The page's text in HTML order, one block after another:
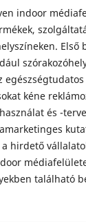
indoor
Első
kéne
és -
hirdető
található